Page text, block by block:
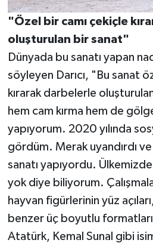
"Özel bir camı çekiçle
oluşturulan bir sanat"
Dünyada bu sanatı yapan
söyleyen Darıcı, "Bu sanat
kırarak darbelerle
hem cam kırma hem de
yapıyorum. 2020 yılında
gördüm. Merak uyandırdı
sanatı yapıyordu.
yok diye biliyorum.
hayvan figürlerinin yüz
benzer üç boyutlu
Atatürk, Kemal Sunal gibi